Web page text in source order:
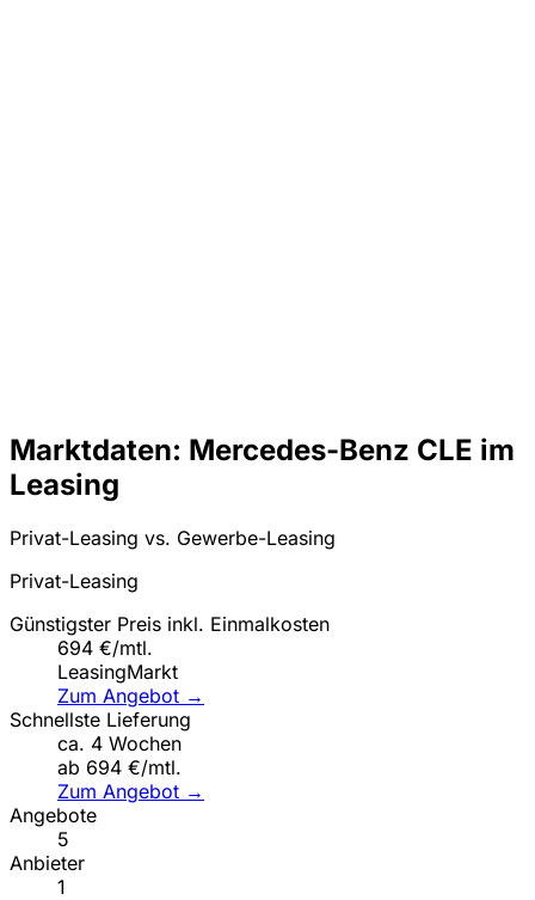
Marktdaten: Mercedes-Benz CLE im
Leasing
Privat-Leasing vs. Gewerbe-Leasing
Privat-Leasing
Günstigster Preis inkl. Einmalkosten
694 €/mtl.
LeasingMarkt
Zum Angebot →
Schnellste Lieferung
ca. 4 Wochen
ab 694 €/mtl.
Zum Angebot →
Angebote
5
Anbieter
1